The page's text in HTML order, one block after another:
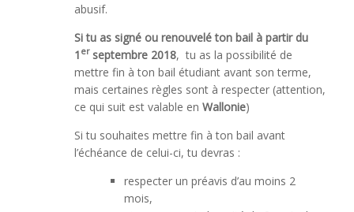
abusif.
Si tu as signé ou renouvelé ton bail à partir du
1 erseptembre 2018, tu as la possibilité de
mettre fin à ton bail étudiant avant son terme,
mais certaines règles sont à respecter (attention,
ce qui suit est valable en Wallonie)
Si tu souhaites mettre fin à ton bail avant
l’échéance de celui-ci, tu devras :
respecter un préavis d’au moins 2
mois,